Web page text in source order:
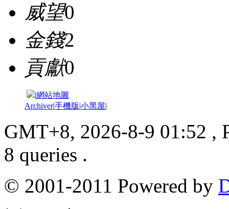
威望0
金錢2
貢獻0
|網站地圖
Archiver|手機版|小黑屋|
GMT+8, 2026-8-9 01:52 ,
8 queries .
© 2001-2011 Powered by